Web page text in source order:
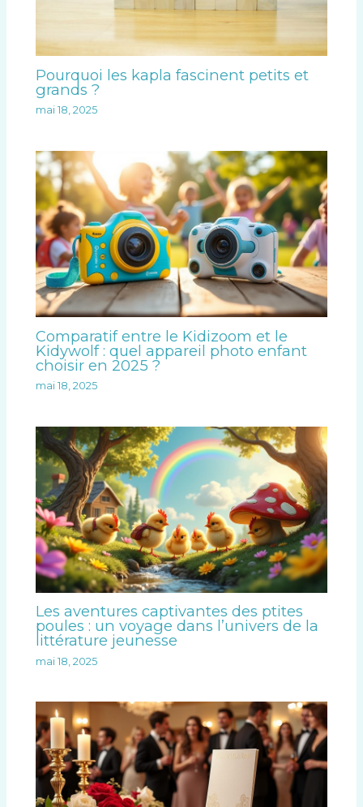
Pourquoi les kapla fascinent petits et
grands ?
mai 18, 2025
Comparatif entre le Kidizoom et le
Kidywolf : quel appareil photo enfant
choisir en 2025 ?
mai 18, 2025
Les aventures captivantes des ptites
poules : un voyage dans l’univers de la
littérature jeunesse
mai 18, 2025